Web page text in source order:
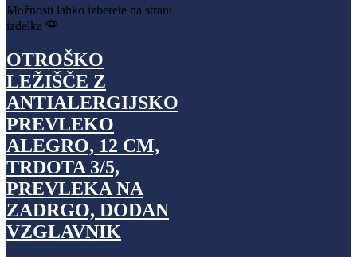
Možnosti lahko izberete na strani
izdelka
OTROŠKO
LEŽIŠČE Z
ANTIALERGIJSKO
PREVLEKO
ALEGRO, 12 CM,
TRDOTA 3/5,
PREVLEKA NA
ZADRGO, DODAN
VZGLAVNIK